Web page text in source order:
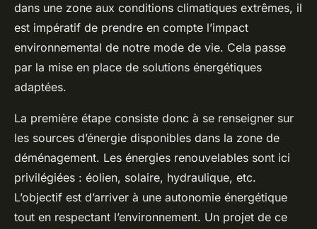
dans une zone aux conditions climatiques extrêmes, il
est impératif de prendre en compte l’impact
environnemental de notre mode de vie. Cela passe
par la mise en place de solutions énergétiques
adaptées.
La première étape consiste donc à se renseigner sur
les sources d’énergie disponibles dans la zone de
déménagement. Les énergies renouvelables sont ici
privilégiées : éolien, solaire, hydraulique, etc.
L’objectif est d’arriver à une autonomie énergétique
tout en respectant l’environnement. Un projet de ce